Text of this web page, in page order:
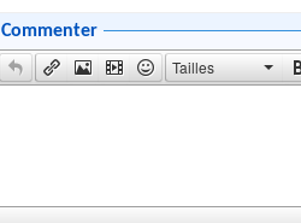
Commenter
Tailles